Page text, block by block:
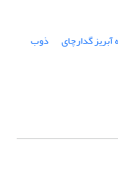
گدارچای ذوب